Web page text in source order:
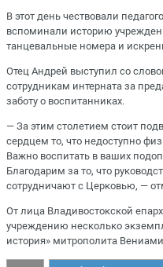
В этот день чествовали
вспоминали историю
танцевальные номера и
Отец Андрей выступил со
сотрудникам интерната за
заботу о воспитанниках.
— За этим столетием стоит
сердцем то, что недоступно
Важно воспитать в ваших
Благодарим за то, что
сотрудничают с Церковью, —
От лица Владивостокской
учреждению несколько
история» митрополита